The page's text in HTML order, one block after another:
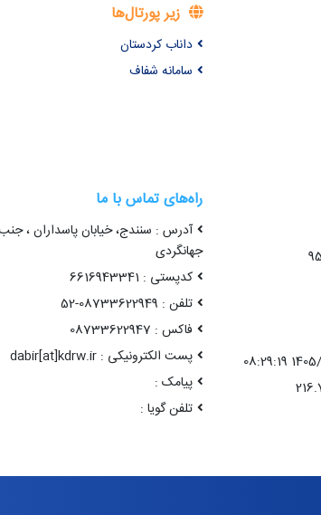
زیر پورتال‌ها
داناب کردستان
سامانه شفاف
راه‌های تماس با ما
آدرس : سنندج، خیابان پاسداران ،
جهانگردی
کدپستی : 6616943341
تلفن : 08733622949-52
فاکس : 08733622947
پست الکترونیکی : dabir[at]kdrw.ir
پیامک :
تلفن گویا :